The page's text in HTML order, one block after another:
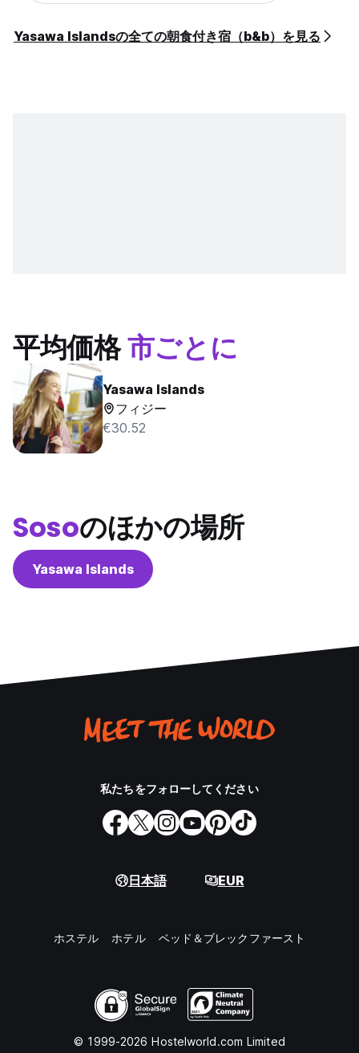
Yasawa Islandsの全ての朝食付き宿（b&b）を見る
平均価格市ごとに
Yasawa Islands
フィジー
€30.52
Sosoのほかの場所
Yasawa Islands
私たちをフォローしてください
日本語 EUR
ホステル ホテル ベッド＆ブレックファースト
© 1999-2026 Hostelworld.com Limited